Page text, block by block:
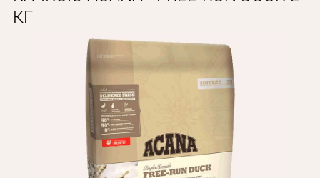
ВЛАСНЕ ВИРОБНИЦТВО
НОВИНКИ
ДЛЯ КОТІВ
Оплата і доставка
Програма лояльності
КГ